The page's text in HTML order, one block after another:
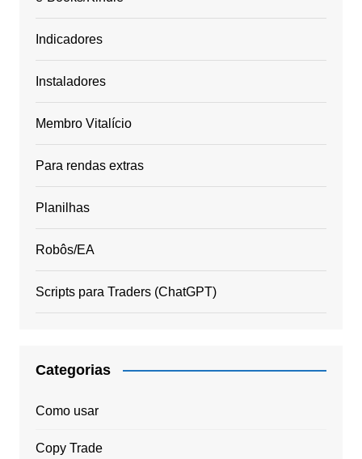
Indicadores
Instaladores
Membro Vitalício
Para rendas extras
Planilhas
Robôs/EA
Scripts para Traders (ChatGPT)
Categorias
Como usar
Copy Trade